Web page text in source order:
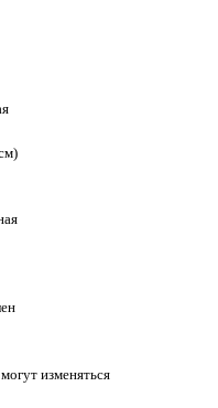
изменяться